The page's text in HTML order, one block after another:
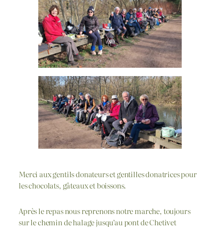
Merci aux gentils donateurs et gentilles donatrices pour
les chocolats, gâteaux et boissons.
Après le repas nous reprenons notre marche, toujours
sur le chemin de halage jusqu’au pont de Chetivet